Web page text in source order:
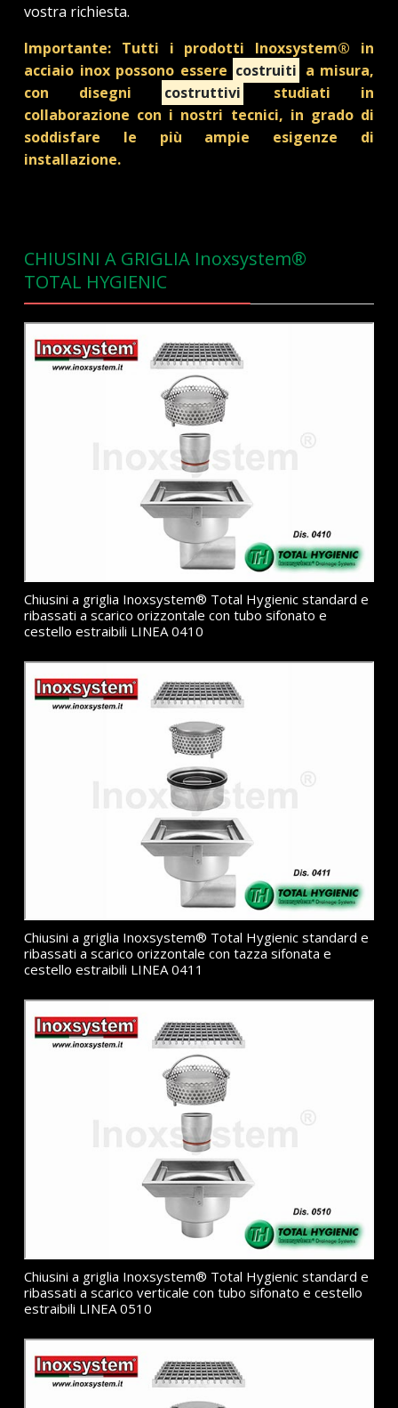
vostra richiesta.
Importante: Tutti i prodotti Inoxsystem® in
acciaio inox possono essere costruiti a misura,
con disegni
costruttivi
studiati in
collaborazione con i nostri tecnici, in grado di
soddisfare le più ampie esigenze di
installazione.
CHIUSINI A GRIGLIA Inoxsystem®
TOTAL HYGIENIC
Chiusini a griglia Inoxsystem® Total Hygienic standard e
ribassati a scarico orizzontale con tubo sifonato e
cestello estraibili LINEA 0410
Chiusini a griglia Inoxsystem® Total Hygienic standard e
ribassati a scarico orizzontale con tazza sifonata e
cestello estraibili LINEA 0411
Chiusini a griglia Inoxsystem® Total Hygienic standard e
ribassati a scarico verticale con tubo sifonato e cestello
estraibili LINEA 0510